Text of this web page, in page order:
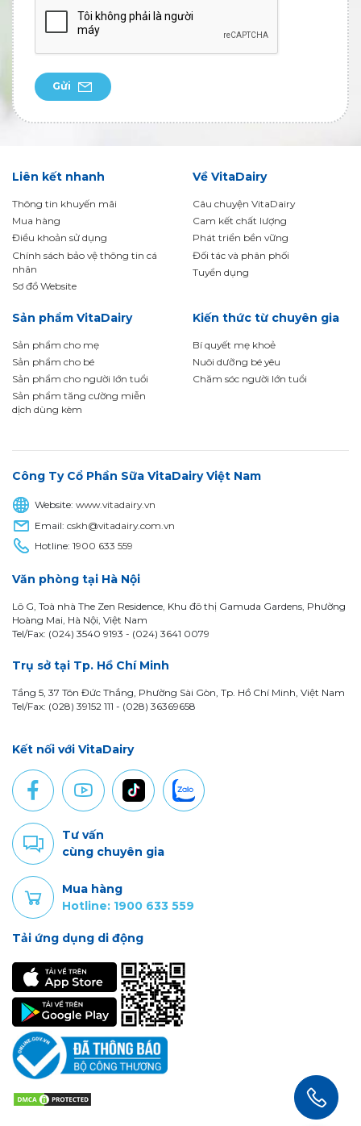
Gửi
Liên kết nhanh
Thông tin khuyến mãi
Mua hàng
Điều khoản sử dụng
Chính sách bảo vệ thông tin cá
nhân
Sơ đồ Website
Về VitaDairy
Câu chuyện VitaDairy
Cam kết chất lượng
Phát triển bền vững
Đối tác và phân phối
Tuyển dụng
Sản phẩm VitaDairy
Sản phẩm cho mẹ
Sản phẩm cho bé
Sản phẩm cho người lớn tuổi
Sản phẩm tăng cường miễn
dịch dùng kèm
Kiến thức từ chuyên gia
Bí quyết mẹ khoẻ
Nuôi dưỡng bé yêu
Chăm sóc người lớn tuổi
Công Ty Cổ Phần Sữa VitaDairy Việt Nam
Website:www.vitadairy.vn
Email:cskh@vitadairy.com.vn
Hotline:1900 633 559
Văn phòng tại Hà Nội
Lô G, Toà nhà The Zen Residence, Khu đô thị Gamuda Gardens, Phường
Hoàng Mai, Hà Nội, Việt Nam
Tel/Fax: (024) 3540 9193 - (024) 3641 0079
Trụ sở tại Tp. Hồ Chí Minh
Tầng 5, 37 Tôn Đức Thắng, Phường Sài Gòn, Tp. Hồ Chí Minh, Việt Nam
Tel/Fax: (028) 39152 111 - (028) 36369658
Kết nối với VitaDairy
Tư vấn
cùng chuyên gia
Mua hàng
Hotline: 1900 633 559
Tải ứng dụng di động